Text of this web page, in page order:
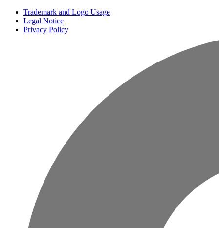
Trademark and Logo Usage
Legal Notice
Privacy Policy